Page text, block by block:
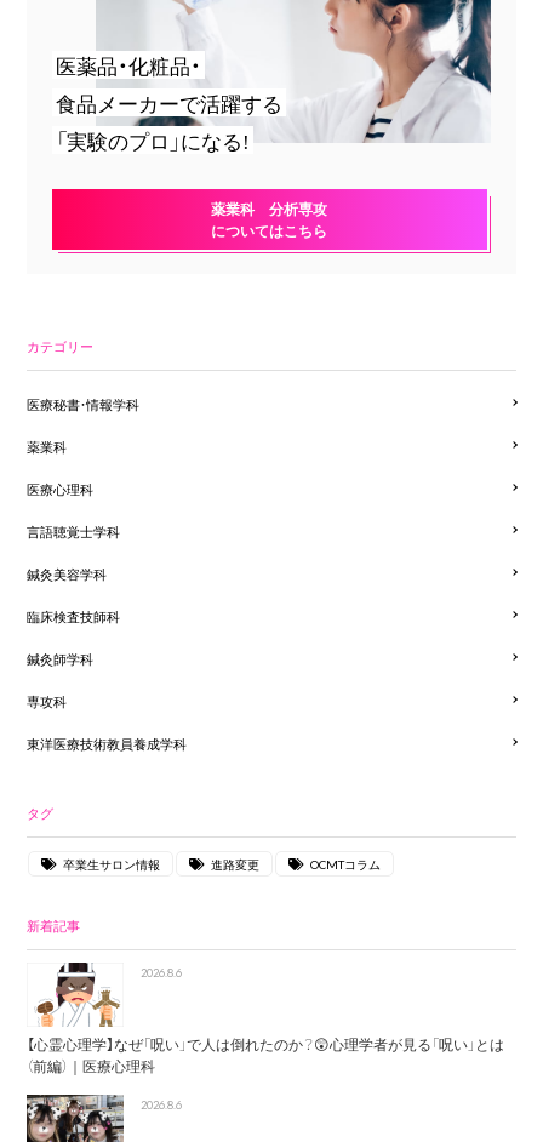
医薬品・化粧品・
食品メーカーで活躍する
「実験のプロ」になる!
薬業科 分析専攻
についてはこちら
カテゴリー
医療秘書・情報学科
薬業科
医療心理科
言語聴覚士学科
鍼灸美容学科
臨床検査技師科
鍼灸師学科
専攻科
東洋医療技術教員養成学科
タグ
卒業生サロン情報 進路変更 OCMTコラム
新着記事
2026.8.6
【心霊心理学】なぜ「呪い」で人は倒れたのか？😲心理学者が見る「呪い」とは
（前編）｜医療心理科
2026.8.6